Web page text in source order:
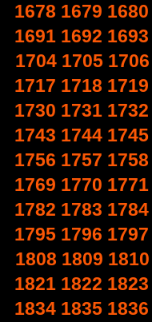
1678 1679 1680
1691 1692 1693
1704 1705 1706
1717 1718 1719
1730 1731 1732
1743 1744 1745
1756 1757 1758
1769 1770 1771
1782 1783 1784
1795 1796 1797
1808 1809 1810
1821 1822 1823
1834 1835 1836